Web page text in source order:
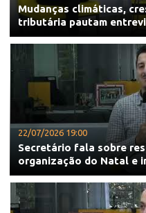
Mudanças climáticas,
tributária pautam
22/07/2026 19:00
Secretário fala sobre
organização do Natal e